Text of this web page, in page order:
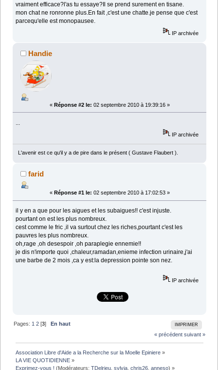
vraiment efficace?l'as tu essaye?Il se prend surement en tisane.
mon chat ne ronronne plus.En fait ,c'est une chatte.je pense que c'est
parcequ'elle est monopausee.
IP archivée
Handie
« Réponse #2 le: 02 septembre 2010 à 19:39:16 »
IP archivée
L'avenir est ce qu'il y a de pire dans le présent ( Gustave Flaubert ).
farid
« Réponse #1 le: 02 septembre 2010 à 17:02:53 »
il y en a que pour les aigues et les subaigues!! c'est injuste.
pourtant on est les plus nombreux.
cest comme le fric ,il va surtout chez les riches,pourtant c'est les
pauvres les plus nombreux.
oh,rage ,oh desespoir ,oh paraplegie ennemie!!
je dis n'importe quoi ,chaleur,ramadan,enieme infection urinaire,j'ai
une barbe de 2 mois ,ca y est:la depression pointe son nez.
IP archivée
IMPRIMER
Pages: 1 2 [3]
En haut
« précédent suivant »
Association Libre d'Aide a la Recherche sur la Moelle Epiniere »
LA VIE QUOTIDIENNE »
Exprimez-vous ! (Modérateurs:TDelrieu ,sylvia ,chris26 ,anneso) »